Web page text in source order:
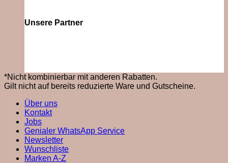
Unsere Partner
*Nicht kombinierbar mit anderen Rabatten.
Gilt nicht auf bereits reduzierte Ware und Gutscheine.
Über uns
Kontakt
Jobs
Genialer WhatsApp Service
Newsletter
Wunschliste
Marken A-Z